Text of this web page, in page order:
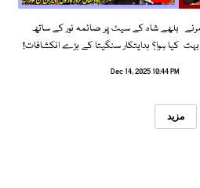
بہت
بلھے شاہ کے سیٹ پر صائمہ نور کے ساتھ
کیا ہوا؟ ہدایتکار سنگیتا کے بڑے انکشافات!
Dec 14, 2025 10:44 PM
مزید